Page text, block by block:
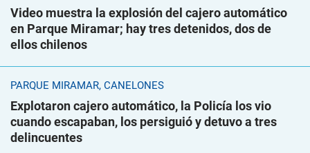
Video muestra la explosión del cajero automático
en Parque Miramar; hay tres detenidos, dos de
ellos chilenos
PARQUE MIRAMAR, CANELONES
Explotaron cajero automático, la Policía los vio
cuando escapaban, los persiguió y detuvo a tres
delincuentes